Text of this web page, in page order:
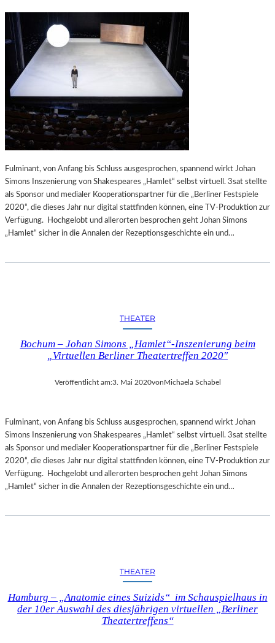
Fulminant, von Anfang bis Schluss ausgesprochen, spannend wirkt Johan
Simons Inszenierung von Shakespeares „Hamlet“ selbst virtuell. 3sat stellte
als Sponsor und medialer Kooperationspartner für die „Berliner Festspiele
2020“, die dieses Jahr nur digital stattfinden können, eine TV-Produktion zur
Verfügung. Hochgelobt und allerorten besprochen geht Johan Simons
„Hamlet“ sicher in die Annalen der Rezeptionsgeschichte ein und…
THEATER
Bochum – Johan Simons „Hamlet“-Inszenierung beim
„Virtuellen Berliner Theatertreffen 2020″
Veröffentlicht am:3. Mai 2020von Michaela Schabel
Fulminant, von Anfang bis Schluss ausgesprochen, spannend wirkt Johan
Simons Inszenierung von Shakespeares „Hamlet“ selbst virtuell. 3sat stellte
als Sponsor und medialer Kooperationspartner für die „Berliner Festspiele
2020“, die dieses Jahr nur digital stattfinden können, eine TV-Produktion zur
Verfügung. Hochgelobt und allerorten besprochen geht Johan Simons
„Hamlet“ sicher in die Annalen der Rezeptionsgeschichte ein und…
THEATER
Hamburg – „Anatomie eines Suizids“ im Schauspielhaus in
der 10er Auswahl des diesjährigen virtuellen „Berliner
Theatertreffens“